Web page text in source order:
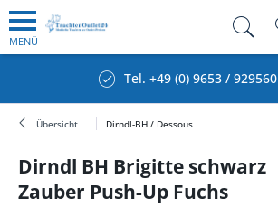
MENÜ
Tel. +49 (0) 9653 / 929560
Übersicht Dirndl-BH / Dessous
Dirndl BH Brigitte schwarz
Zauber Push-Up Fuchs